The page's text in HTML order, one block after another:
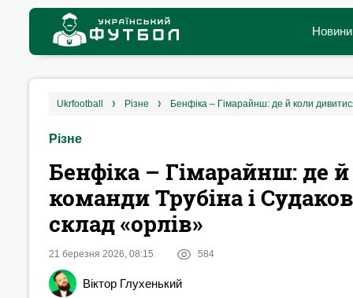
Новини
ukrfootball різне
Різне
Бенфіка – Гімарайнш: де
команди Трубіна і
склад «орлів»
21 березня 2026, 08:15 584
Віктор Глухенький